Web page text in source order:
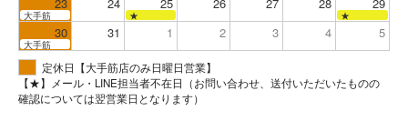
大手筋 ★ ★
30 31 1 2 3 4 5
大手筋
定休日【大手筋店のみ日曜日営業】
【★】メール・LINE担当者不在日（お問い合わせ、送付いただいたものの
確認については翌営業日となります）